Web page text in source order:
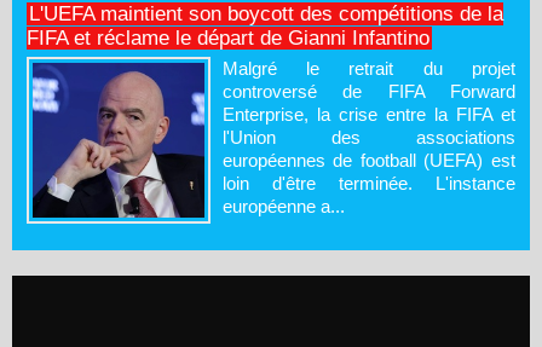
L'UEFA maintient son boycott des compétitions de la
FIFA et réclame le départ de Gianni Infantino
Malgré le retrait du projet
controversé de FIFA Forward
Enterprise, la crise entre la FIFA et
l'Union des associations
européennes de football (UEFA) est
loin d'être terminée. L'instance
européenne a...